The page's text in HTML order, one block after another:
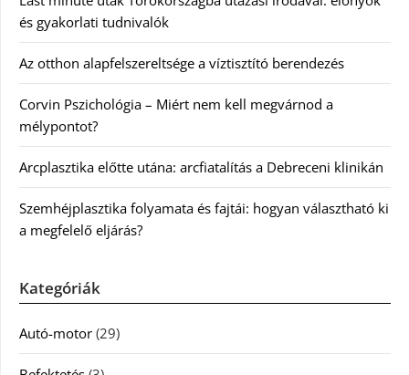
és gyakorlati tudnivalók
Az otthon alapfelszereltsége a víztisztító berendezés
Corvin Pszichológia – Miért nem kell megvárnod a
mélypontot?
Arcplasztika előtte utána: arcfiatalítás a Debreceni klinikán
Szemhéjplasztika folyamata és fajtái: hogyan választható ki
a megfelelő eljárás?
Kategóriák
Autó-motor (29)